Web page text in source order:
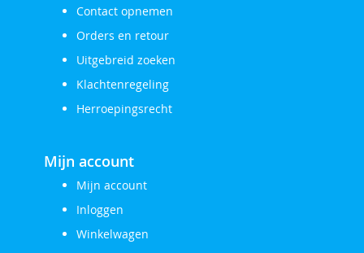
Contact opnemen
Orders en retour
Uitgebreid zoeken
Klachtenregeling
Herroepingsrecht
Mijn account
Mijn account
Inloggen
Winkelwagen